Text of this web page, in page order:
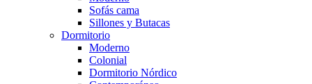
Sofás cama
Sillones y Butacas
Dormitorio
Moderno
Colonial
Dormitorio Nórdico